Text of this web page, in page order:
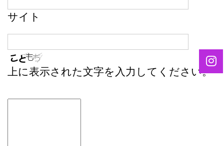
サイト
上に表示された文字を入力してください。